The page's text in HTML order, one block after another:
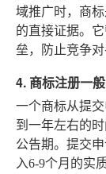
域推广时，商
的直接证据。
垒，防止竞争
4. 商标注册一
一个商标从提
到一年左右的
公告期。提交
入6-9个月的实